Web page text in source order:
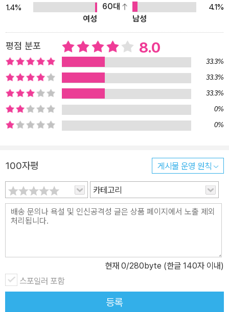
다. 궁의 관례상 궁녀는 한번 궁을 떠나면 돌아오는 것이 허락되지 않
았기 때문이다. 더구나 혼인한 몸으로 태후 곁에서 시중을 든다는 것
은 태후의 각별한 애정을 받지 않고서는 불가능한 일이었다. 1900년
(경자년), 서태후를 따라 시안으로 피신했을 때는 출발 직전 진비珍
妃가 처참하게 죽는 일을 현장에서 겪었다. 신축년, 시안에서 환궁했
을 때는 나이가 들어(청대 궁의 관례에서 궁녀는 25세 이전에 궁을
떠나 혼인을 해야 했다) 궁을 떠나 베이츠쯔로 옮겨와야 했다. 서태후
의 시중을 든 햇수는 무려 8년이었다. 남편이었던 류 태감은 아편쟁
이로 도박에 빠져 살다가 일찍 세상을 떠났다. 그 이후는 고난의 세월
서제에 관한 일화, 기타 사소한 이야기들 등 네 분류로 나눌 수 있다고
어서 투철한 책임의식을 갖고 다음과 같이 밝혔다. “공자는 일찍이
‘전하기만 하고 짓지 아니하며 옛것을 믿고 좋아하는 것은 마음속으
로 노팽老彭을 본받고자 함이다’라고 말한 바 있다. 아마도 이 노팽
이 노팽 선생을 따라보고자 한다.” 저자는 글을 쓰면서 모든 근거 없
는 과장, 임의로 신비감을 더하는 것, 암암리에 기만하는 것, 현실성
없이 허황된 것을 배제하고, 모르는 것을 억지로 아는 것처럼 쓰는 것
을 최대한 피하려고 노력했다고 다시 한 번 강조하고 있다. 그만큼 이
1.4%
60대
4.1%
여성
남성
평점 분포 8.0
33.3%
33.3%
33.3%
0%
0%
100자평 게시물 운영 원칙
카테고리
현재 0/280byte (한글 140자 이내)
스포일러 포함
등록